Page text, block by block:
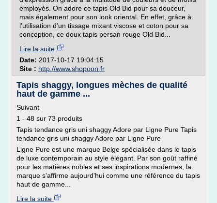
employés. On adore ce tapis Old Bid pour sa douceur,
mais également pour son look oriental. En effet, grâce à
l'utilisation d'un tissage mixant viscose et coton pour sa
conception, ce doux tapis persan rouge Old Bid...
Lire la suite
Date: 2017-10-17 19:04:15
Site : http://www.shopoon.fr
Tapis shaggy, longues mèches de qualité
haut de gamme ...
Suivant
1 - 48 sur 73 produits
Tapis tendance gris uni shaggy Adore par Ligne Pure Tapis
tendance gris uni shaggy Adore par Ligne Pure
Ligne Pure est une marque Belge spécialisée dans le tapis
de luxe contemporain au style élégant. Par son goût raffiné
pour les matières nobles et ses inspirations modernes, la
marque s'affirme aujourd'hui comme une référence du tapis
haut de gamme...
Lire la suite